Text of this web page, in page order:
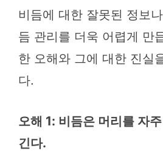
비듬에 대한 잘못된 정보
듬 관리를 더욱 어렵게 만
한 오해와 그에 대한 진실
다.
오해 1: 비듬은 머리를 자
긴다.